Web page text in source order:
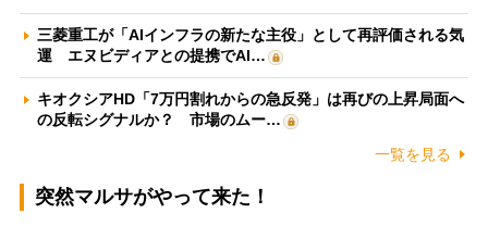
三菱重工が「AIインフラの新たな主役」として再評価される気
運 エヌビディアとの提携でAI…
キオクシアHD「7万円割れからの急反発」は再びの上昇局面へ
の反転シグナルか？ 市場のムー…
一覧を見る
突然マルサがやって来た！